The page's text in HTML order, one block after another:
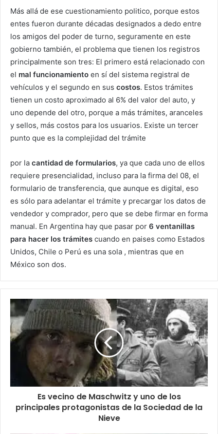
Más allá de ese cuestionamiento politico, porque estos
entes fueron durante décadas designados a dedo entre
los amigos del poder de turno, seguramente en este
gobierno también, el problema que tienen los registros
principalmente son tres: El primero está relacionado con
el mal funcionamiento en sí del sistema registral de
vehículos y el segundo en sus costos. Estos trámites
tienen un costo aproximado al 6% del valor del auto, y
uno depende del otro, porque a más trámites, aranceles
y sellos, más costos para los usuarios. Existe un tercer
punto que es la complejidad del trámite
por la cantidad de formularios, ya que cada uno de ellos
requiere presencialidad, incluso para la firma del 08, el
formulario de transferencia, que aunque es digital, eso
es sólo para adelantar el trámite y precargar los datos de
vendedor y comprador, pero que se debe firmar en forma
manual. En Argentina hay que pasar por 6 ventanillas
para hacer los trámites cuando en paises como Estados
Unidos, Chile o Perú es una sola , mientras que en
México son dos.
Es vecino de Maschwitz y uno de los
principales protagonistas de la Sociedad de la
Nieve